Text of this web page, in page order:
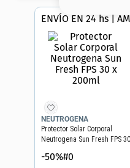
ENVÍO EN 24 hs |
NEUTROGENA
Protector Solar Corporal
Neutrogena Sun Fresh FPS 30
-50%#0
base